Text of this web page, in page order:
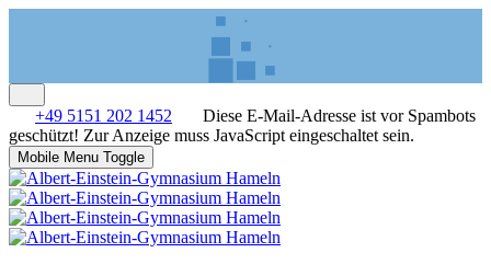
+49 5151 202 1452
Diese E-Mail-Adresse ist vor Spambots
geschützt! Zur Anzeige muss JavaScript eingeschaltet sein.
Mobile Menu Toggle